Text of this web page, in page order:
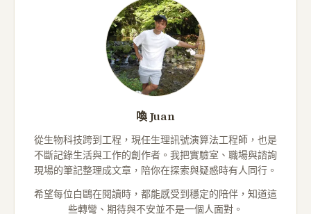
喚 Juan
從生物科技跨到工程，現任生理訊號演算法工程師，也是
不斷記錄生活與工作的創作者。我把實驗室、職場與諮詢
現場的筆記整理成文章，陪你在探索與疑惑時有人同行。
希望每位白鷗在閱讀時，都能感受到穩定的陪伴，知道這
些轉彎、期待與不安並不是一個人面對。